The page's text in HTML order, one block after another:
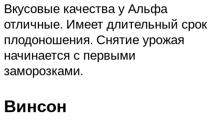
Вкусовые качества у Альфа
отличные. Имеет длительный срок
плодоношения. Снятие урожая
начинается с первыми
заморозками.
Винсон